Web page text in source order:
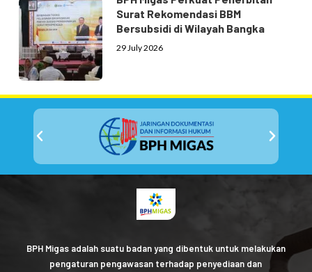
Surat Rekomendasi BBM
Bersubsidi di Wilayah Bangka
29 July 2026
BPH Migas adalah suatu badan yang dibentuk untuk melakukan
pengaturan pengawasan terhadap penyediaan dan